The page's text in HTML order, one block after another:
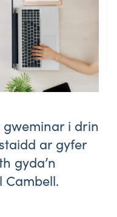
i drin
ar gyfer
gyda’n
Cambell.